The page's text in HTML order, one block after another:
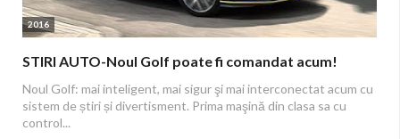
2016
STIRI AUTO-Noul Golf poate fi comandat acum!
Noul Golf: mai inteligent, mai sigur şi mai interconectat acum cu
sistem de știri și divertisment. Prima maşină din clasa sa cu
control...